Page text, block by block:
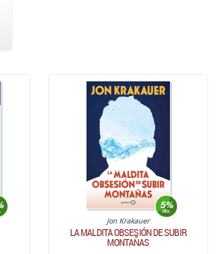
Jon Krakauer
LA MALDITA OBSESIÓN DE SUBIR
MONTAÑAS